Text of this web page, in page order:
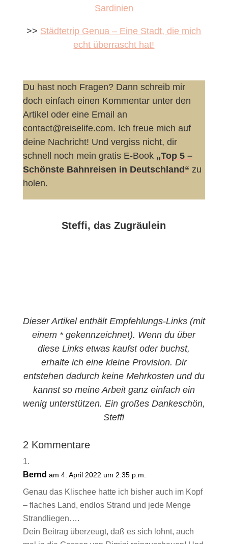
Sardinien
>> Städtetrip Genua – Eine Stadt, die mich
echt überrascht hat!
Du hast noch Fragen? Dann schreib mir
doch einfach einen Kommentar unter den
Artikel oder eine Email an
contact@reiselife.com. Ich freue mich auf
deine Nachricht! Und vergiss nicht, dir
schnell noch mein gratis E-Book „Top 5 –
Schönste Bahnreisen in Deutschland“ zu
holen.
Steffi, das Zugräulein
Dieser Artikel enthält Empfehlungs-Links (mit
einem * gekennzeichnet). Wenn du über
diese Links etwas kaufst oder buchst,
erhalte ich eine kleine Provision. Dir
entstehen dadurch keine Mehrkosten und du
kannst so meine Arbeit ganz einfach ein
wenig unterstützen. Ein großes Dankeschön,
Steffi
2 Kommentare
Bernd am 4. April 2022 um 2:35 p.m.
Genau das Klischee hatte ich bisher auch im Kopf
– flaches Land, endlos Strand und jede Menge
Strandliegen….
Dein Beitrag überzeugt, daß es sich lohnt, auch